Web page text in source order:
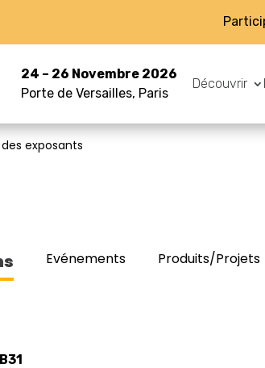
24 – 26 Novembre 2026
Porte de Versailles, Paris
Découvrir
exposants
Evénements Produits/Projets